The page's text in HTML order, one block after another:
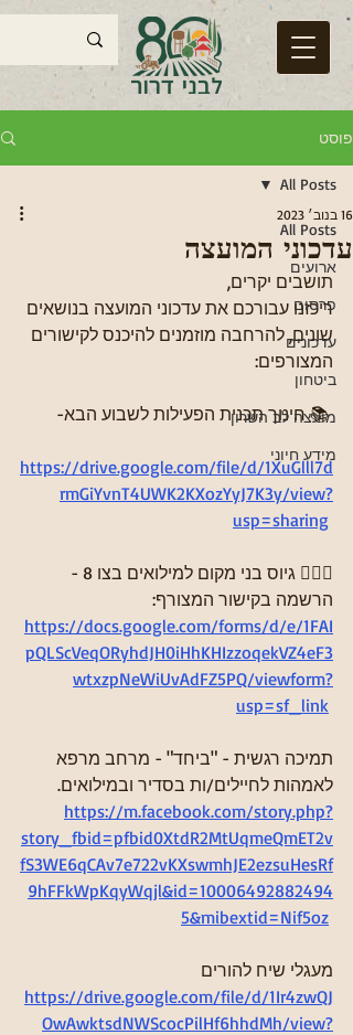
פוסט
All Posts
ארועים
פרסום
עדכונים
ביטחון
מועצה לב השרון
מידע חיוני
All Posts
עדכוני המועצה
16 בנוב׳ 2023
תושבים יקרים,
ריכזנו עבורכם את עדכוני המועצה בנושאים
שונים, להרחבה מוזמנים להיכנס לקישורים
המצורפים:
📚 חינוך תכנית הפעילות לשבוע הבא-
https://drive.google.com/file/d/1XuGlll7d
rmGiYvnT4UWK2KXozYyJ7K3y/view?
usp=sharing
👮🏻‍♂ גיוס בני מקום למילואים בצו 8 -
הרשמה בקישור המצורף:
https://docs.google.com/forms/d/e/1FAI
pQLScVeqORyhdJH0iHhKHIzzoqekVZ4eF3
wtxzpNeWiUvAdFZ5PQ/viewform?
usp=sf_link
תמיכה רגשית - "ביחד" - מרחב מרפא
לאמהות לחיילים/ות בסדיר ובמילואים.
https://m.facebook.com/story.php?
story_fbid=pfbid0XtdR2MtUqmeQmET2v
fS3WE6qCAv7e722vKXswmhJE2ezsuHesRf
9hFFkWpKqyWqjl&id=10006492882494
5&mibextid=Nif5oz
מעגלי שיח להורים
https://drive.google.com/file/d/1Ir4zwQJ
OwAwktsdNWScocPilHf6hhdMh/view?